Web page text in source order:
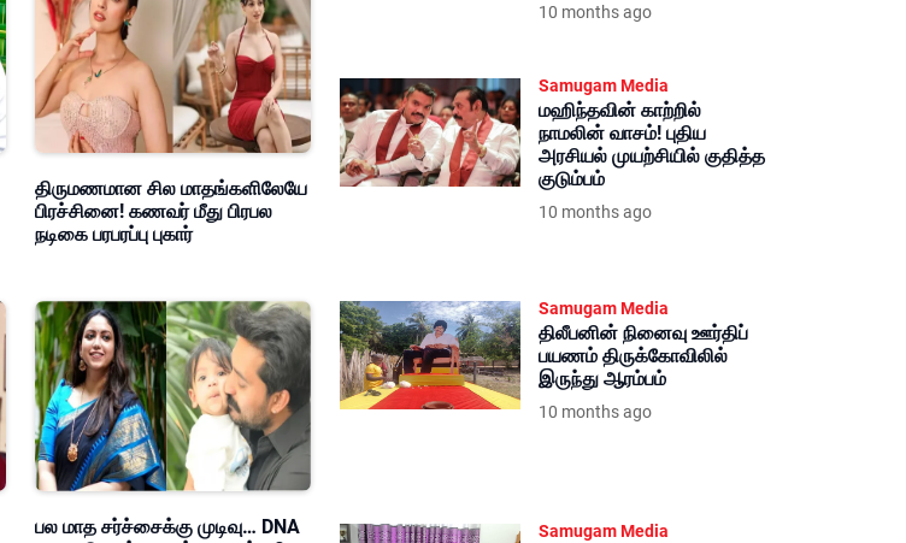
திருமணமான சில மாதங்களிலேயே
பிரச்சினை! கணவர் மீது பிரபல
நடிகை பரபரப்பு புகார்
பல மாத சர்ச்சைக்கு முடிவு… DNA
10 months ago
Samugam Media
மஹிந்தவின் காற்றில்
நாமலின் வாசம்! புதிய
அரசியல் முயற்சியில் குதித்த
குடும்பம்
10 months ago
Samugam Media
திலீபனின் நினைவு ஊர்திப்
பயணம் திருக்கோவிலில்
இருந்து ஆரம்பம்
10 months ago
Samugam Media